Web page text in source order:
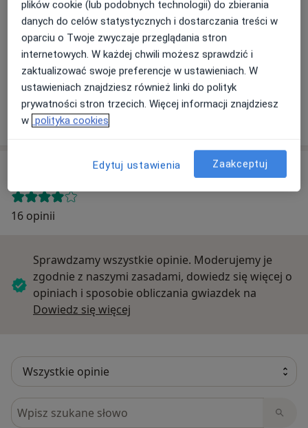
Powiększ mapę
Triada
Nowy Świat 40, 33-100 Tarnów
Opinie o specjalistach (16)
16 opinii
Sprawdzamy wszystkie opinie. Moderujemy je
zgodnie z naszymi zasadami, dowiedz się więcej o
opiniach i sposobie obliczania gwiazdek na
Dowiedz się więcej
Szukaj w opiniach
plików cookie (lub podobnych technologii) do zbierania
danych do celów statystycznych i dostarczania treści w
oparciu o Twoje zwyczaje przeglądania stron
internetowych. W każdej chwili możesz sprawdzić i
zaktualizować swoje preferencje w ustawieniach. W
ustawieniach znajdziesz również linki do polityk
prywatności stron trzecich. Więcej informacji znajdziesz
w polityka cookies
Edytuj ustawienia Zaakceptuj